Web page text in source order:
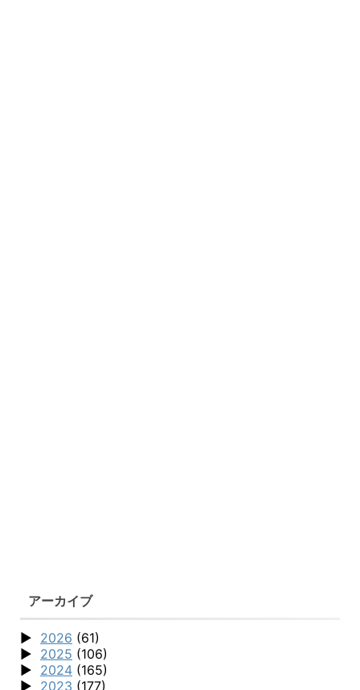
アーカイブ
2026 (61)
2025 (106)
2024 (165)
2023 (177)